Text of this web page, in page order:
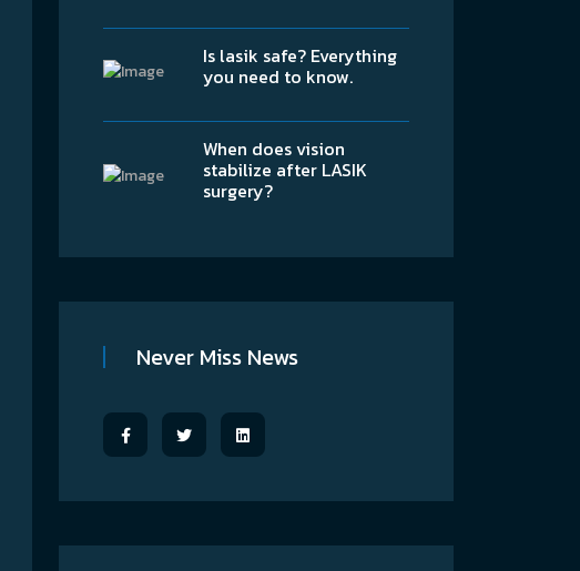
Is lasik safe? Everything
you need to know.
When does vision
stabilize after LASIK
surgery?
Never Miss News